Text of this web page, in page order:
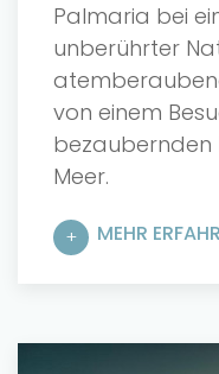
Palmaria bei
unberührter
von einem
bezaubernden
Meer.
MEHR